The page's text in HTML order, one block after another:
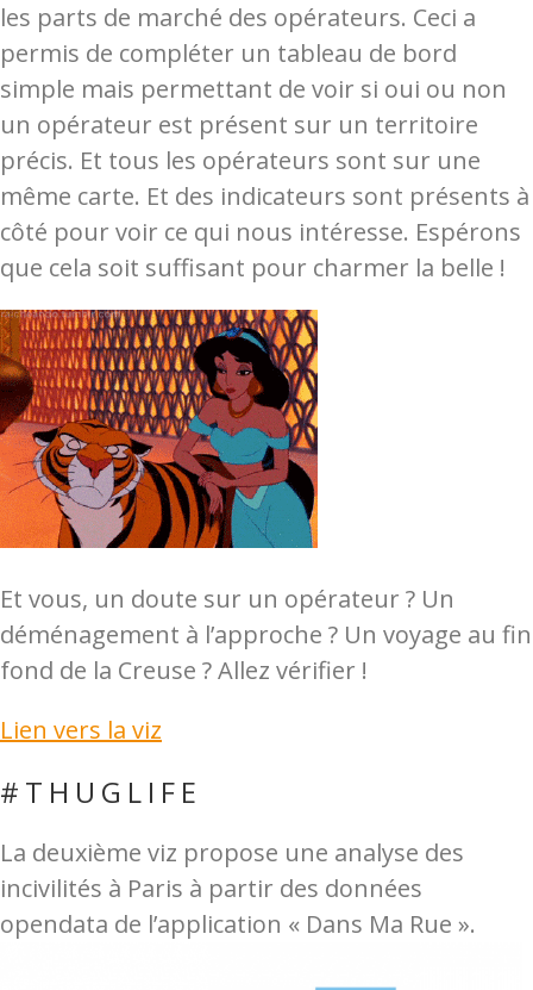
les parts de marché des opérateurs. Ceci a
permis de compléter un tableau de bord
simple mais permettant de voir si oui ou non
un opérateur est présent sur un territoire
précis. Et tous les opérateurs sont sur une
même carte. Et des indicateurs sont présents à
côté pour voir ce qui nous intéresse. Espérons
que cela soit suffisant pour charmer la belle !
Et vous, un doute sur un opérateur ? Un
déménagement à l’approche ? Un voyage au fin
fond de la Creuse ? Allez vérifier !
Lien vers la viz
#THUGLIFE
La deuxième viz propose une analyse des
incivilités à Paris à partir des données
opendata de l’application « Dans Ma Rue ».